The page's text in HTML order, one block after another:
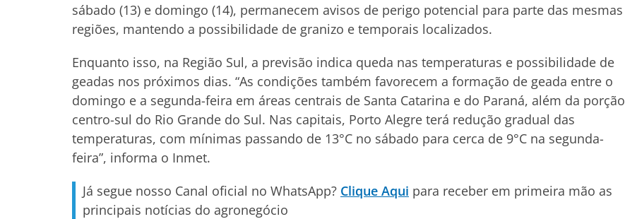
sábado (13) e domingo (14), permanecem avisos de perigo potencial para parte das mesmas
regiões, mantendo a possibilidade de granizo e temporais localizados.
Enquanto isso, na Região Sul, a previsão indica queda nas temperaturas e possibilidade de
geadas nos próximos dias. “As condições também favorecem a formação de geada entre o
domingo e a segunda-feira em áreas centrais de Santa Catarina e do Paraná, além da porção
centro-sul do Rio Grande do Sul. Nas capitais, Porto Alegre terá redução gradual das
temperaturas, com mínimas passando de 13°C no sábado para cerca de 9°C na segunda-
feira”, informa o Inmet.
Já segue nosso Canal oficial no WhatsApp? Clique Aqui para receber em primeira mão as
principais notícias do agronegócio